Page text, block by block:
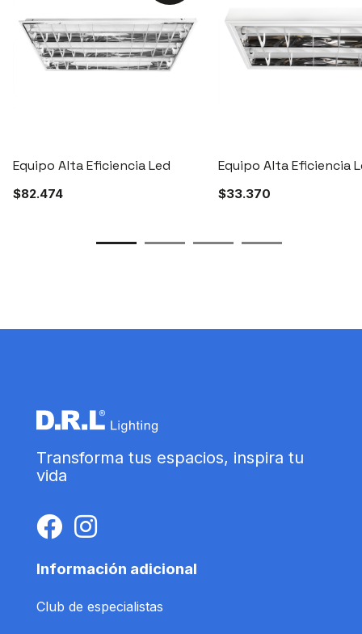
Equipo Alta Eficiencia Led
$82.474
Equipo Alta Eficiencia
$33.370
Transforma tus espacios, inspira tu
vida
Información adicional
Club de especialistas